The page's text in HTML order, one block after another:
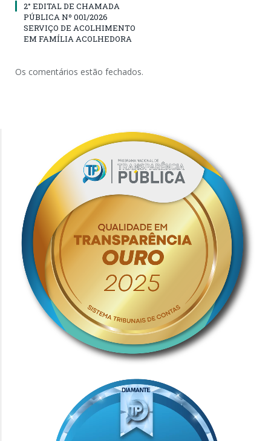
2° EDITAL DE CHAMADA
PÚBLICA Nº 001/2026
SERVIÇO DE ACOLHIMENTO
EM FAMÍLIA ACOLHEDORA
Os comentários estão fechados.